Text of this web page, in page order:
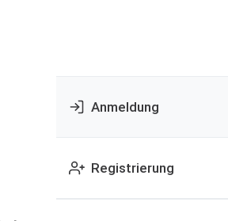
Anmeldung
Registrierung